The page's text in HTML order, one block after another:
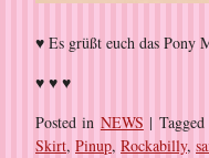
♥ Es grüßt euch das Pony
♥ ♥ ♥
Posted in NEWS | Tagged
Skirt, Pinup, Rockabilly,